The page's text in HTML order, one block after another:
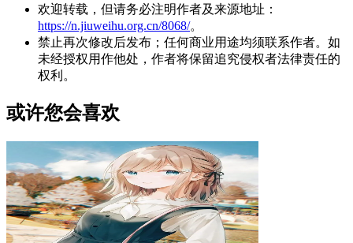
欢迎转载，但请务必注明作者及来源地址：
https://n.jiuweihu.org.cn/8068/。
禁止再次修改后发布；任何商业用途均须联系作者。如
未经授权用作他处，作者将保留追究侵权者法律责任的
权利。
或许您会喜欢